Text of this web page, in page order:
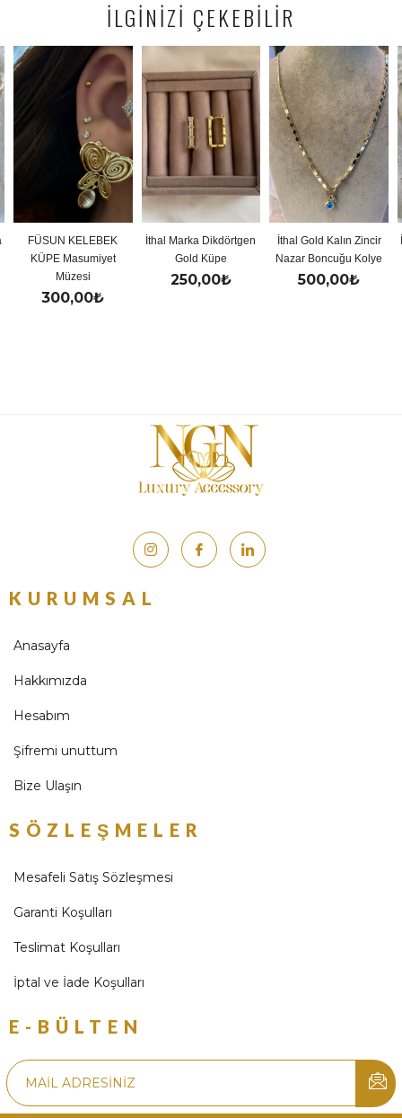
İLGİNİZİ ÇEKEBİLİR
FÜSUN KELEBEK
KÜPE Masumiyet
Müzesi
300,00₺
İthal Marka Dikdörtgen
Gold Küpe
250,00₺
İthal Gold Kalın Zincir
Nazar Boncuğu Kolye
500,00₺
KURUMSAL
Anasayfa
Hakkımızda
Hesabım
Şifremi unuttum
Bize Ulaşın
SÖZLEŞMELER
Mesafeli Satış Sözleşmesi
Garanti Koşulları
Teslimat Koşulları
İptal ve İade Koşulları
E-BÜLTEN